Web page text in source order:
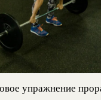
упражнение